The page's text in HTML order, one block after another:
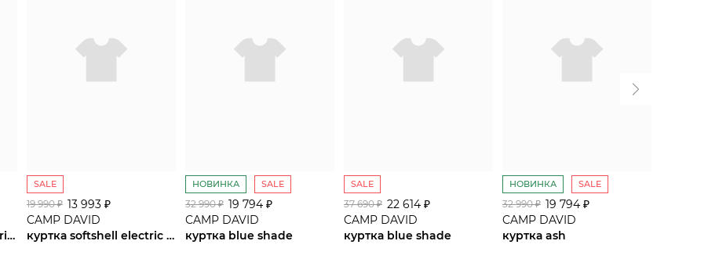
сайте СДЭК
куртка blue navy / sunrise neon
SALE
19 990 ₽ 13 993 ₽
CAMP DAVID
куртка softshell electric sky
НОВИНКА SALE
32 990 ₽ 19 794 ₽
CAMP DAVID
куртка blue shade
SALE
37 690 ₽ 22 614 ₽
CAMP DAVID
куртка blue shade
НОВИНКА SALE
32 990 ₽ 19 794 ₽
CAMP DAVID
куртка ash